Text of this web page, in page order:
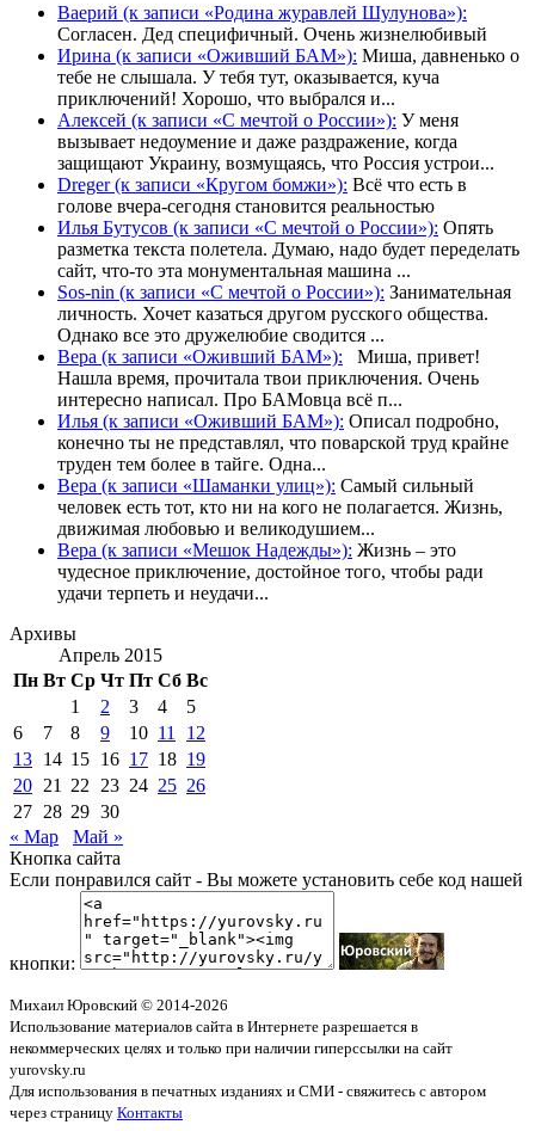
Ваерий (к записи «Родина журавлей Шулунова»):
Согласен. Дед специфичный. Очень жизнелюбивый
Ирина (к записи «Оживший БАМ»): Миша, давненько о
тебе не слышала. У тебя тут, оказывается, куча
приключений! Хорошо, что выбрался и...
Алексей (к записи «С мечтой о России»): У меня
вызывает недоумение и даже раздражение, когда
защищают Украину, возмущаясь, что Россия устрои...
Dreger (к записи «Кругом бомжи»): Всё что есть в
голове вчера-сегодня становится реальностью
Илья Бутусов (к записи «С мечтой о России»): Опять
разметка текста полетела. Думаю, надо будет переделать
сайт, что-то эта монументальная машина ...
Sos-nin (к записи «С мечтой о России»): Занимательная
личность. Хочет казаться другом русского общества.
Однако все это дружелюбие сводится ...
Вера (к записи «Оживший БАМ»): Миша, привет!
Нашла время, прочитала твои приключения. Очень
интересно написал. Про БАМовца всё п...
Илья (к записи «Оживший БАМ»): Описал подробно,
конечно ты не представлял, что поварской труд крайне
труден тем более в тайге. Одна...
Вера (к записи «Шаманки улиц»): Самый сильный
человек есть тот, кто ни на кого не полагается. Жизнь,
движимая любовью и великодушием...
Вера (к записи «Мешок Надежды»): Жизнь – это
чудесное приключение, достойное того, чтобы ради
удачи терпеть и неудачи...
Архивы
Апрель 2015
Пн Вт Ср Чт Пт Сб Вс
1
2 3 4
5
6
7 8 9 10 11
12
13 14 15 16 17 18 19
20 21 22 23 24 25 26
27 28 29 30
« Мар
Май »
Кнопка сайта
Если понравился сайт - Вы можете установить себе код нашей
кнопки:
Михаил Юровский © 2014-2026
Использование материалов сайта в Интернете разрешается в
некоммерческих целях и только при наличии гиперссылки на сайт
yurovsky.ru
Для использования в печатных изданиях и СМИ - свяжитесь с автором
через страницу Контакты